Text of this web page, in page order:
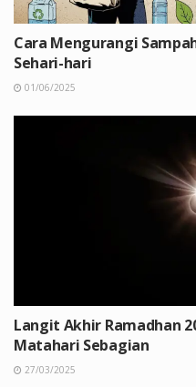
Cara Mengurangi
Sehari-hari
01/06/2025
Langit Akhir Ramadhan
Matahari Sebagian
27/03/2025